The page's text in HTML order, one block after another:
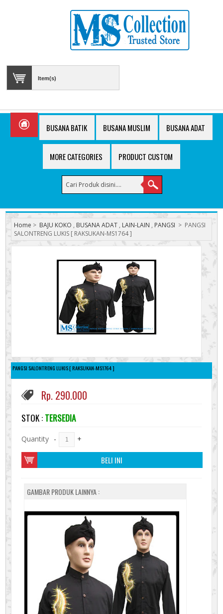
Item(s)
BUSANA BATIK BUSANA MUSLIM BUSANA ADAT
MORE CATEGORIES PRODUCT CUSTOM
Home > BAJU KOKO , BUSANA ADAT , LAIN-LAIN , PANGSI > PANGSI
SALONTRENG LUKIS [ RAKSUKAN-MS1764 ]
PANGSI SALONTRENG LUKIS [ RAKSUKAN-MS1764 ]
Rp. 290.000
STOK : TERSEDIA
Quantity - +
BELI INI
GAMBAR PRODUK LAINNYA :